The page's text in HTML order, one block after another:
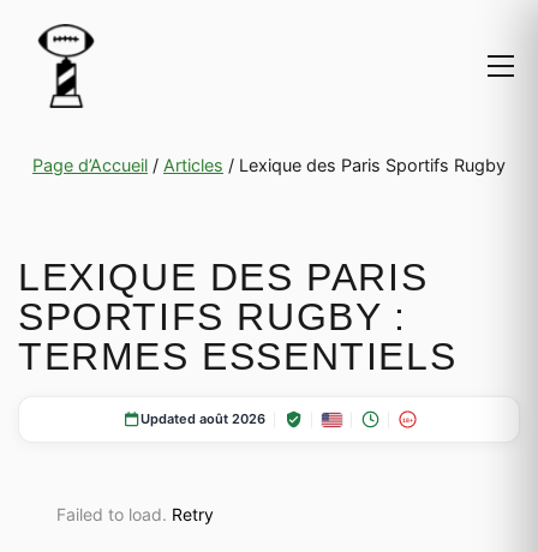
Page d’Accueil / Articles / Lexique des Paris Sportifs Rugby
LEXIQUE DES PARIS
SPORTIFS RUGBY :
TERMES ESSENTIELS
Updated août 2026 18+
Failed to load. Retry